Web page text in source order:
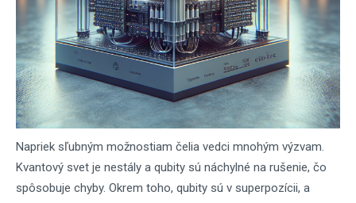
Napriek sľubným možnostiam čelia vedci mnohým výzvam.
Kvantový svet je nestály a qubity sú náchylné na rušenie, čo
spôsobuje chyby. Okrem toho, qubity sú v superpozícii, a